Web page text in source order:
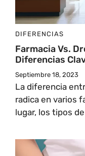
DIFERENCIAS
Farmacia Vs.
Diferencias
Septiembre 18, 2023
La diferencia
radica en varios
lugar, los tipos